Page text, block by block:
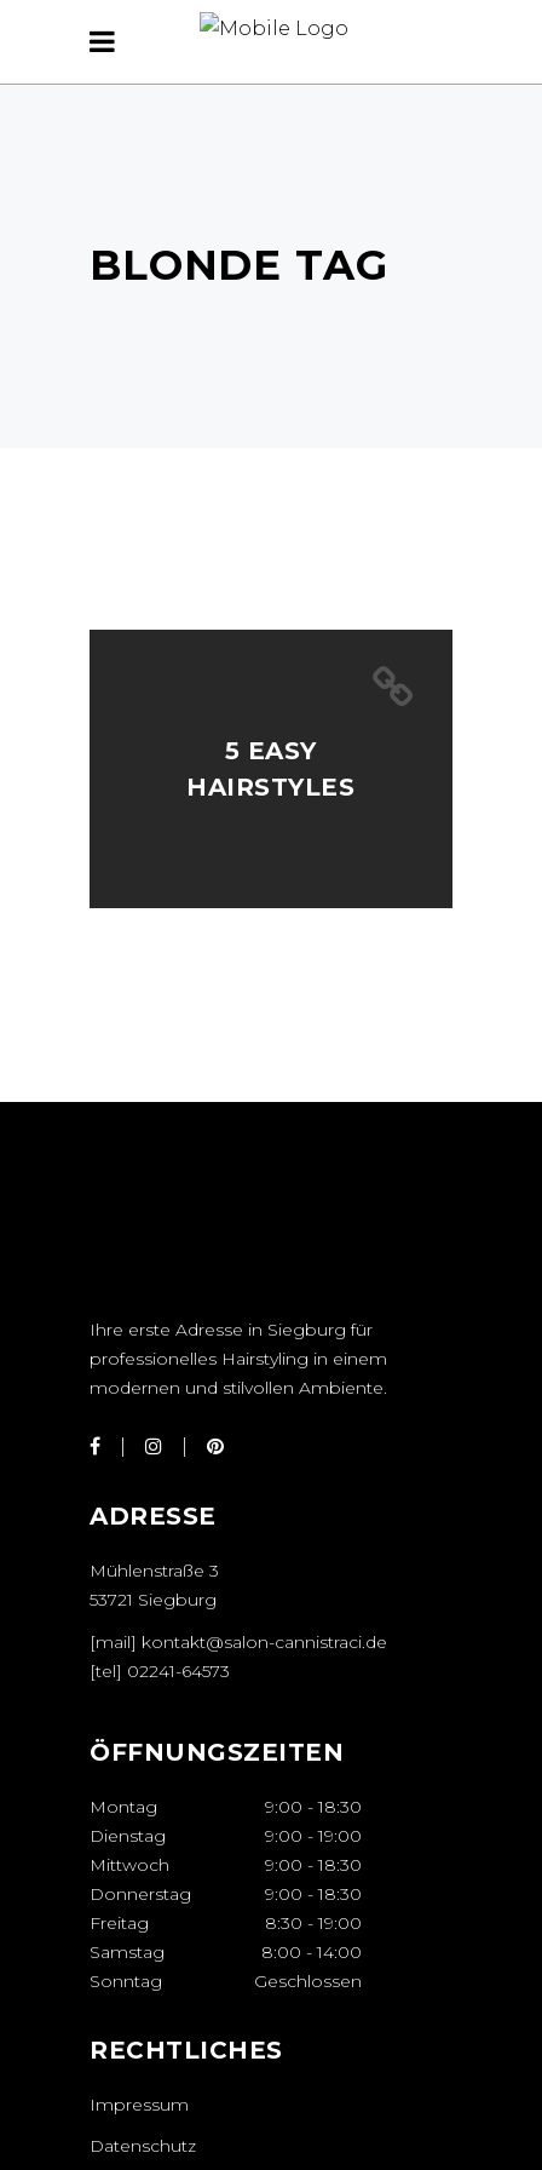
BLONDE TAG
5 EASY
HAIRSTYLES
Ihre erste Adresse in Siegburg für
professionelles Hairstyling in einem
modernen und stilvollen Ambiente.
ADRESSE
Mühlenstraße 3
53721 Siegburg
[mail] kontakt@salon-cannistraci.de
[tel] 02241-64573
ÖFFNUNGSZEITEN
Montag 9:00 - 18:30
Dienstag
9:00 - 19:00
Mittwoch
9:00 - 18:30
Donnerstag
9:00 - 18:30
Freitag
8:30 - 19:00
Samstag
8:00 - 14:00
Sonntag
Geschlossen
RECHTLICHES
Impressum
Datenschutz